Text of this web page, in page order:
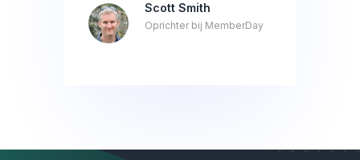
Scott Smith
Oprichter bij MemberDay